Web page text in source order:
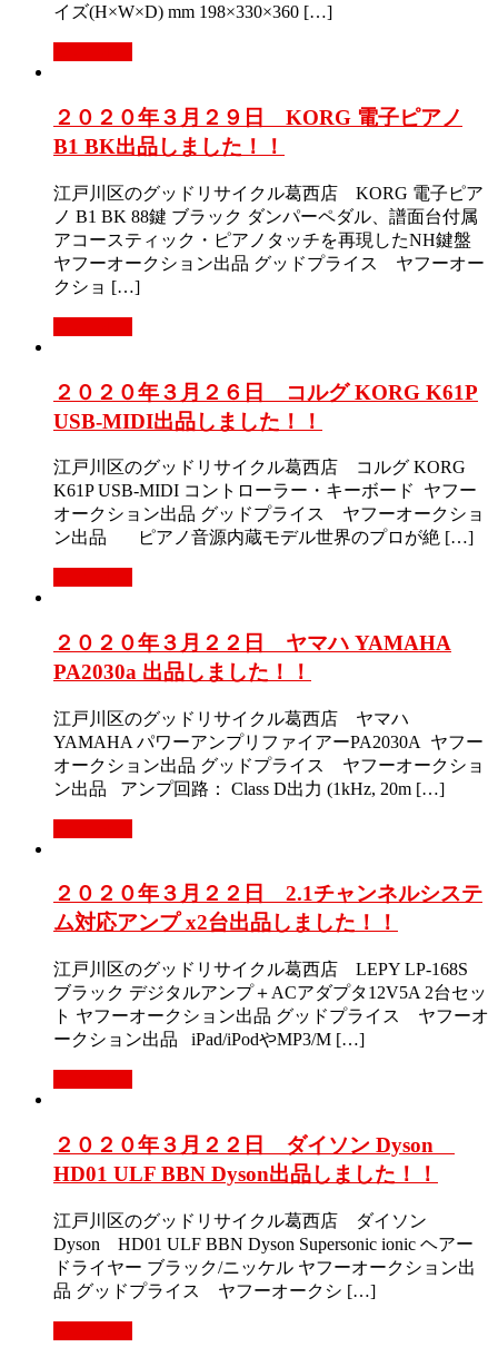
イズ(H×W×D) mm 198×330×360 […]
２０２０年３月２９日 KORG 電子ピアノ
B1 BK出品しました！！
江戸川区のグッドリサイクル葛西店 KORG 電子ピア
ノ B1 BK 88鍵 ブラック ダンパーペダル、譜面台付属
アコースティック・ピアノタッチを再現したNH鍵盤
ヤフーオークション出品 グッドプライス ヤフーオー
クショ […]
２０２０年３月２６日 コルグ KORG K61P
USB-MIDI出品しました！！
江戸川区のグッドリサイクル葛西店 コルグ KORG
K61P USB-MIDI コントローラー・キーボード ヤフー
オークション出品 グッドプライス ヤフーオークショ
ン出品 ピアノ音源内蔵モデル世界のプロが絶 […]
２０２０年３月２２日 ヤマハ YAMAHA
PA2030a 出品しました！！
江戸川区のグッドリサイクル葛西店 ヤマハ
YAMAHA パワーアンプリファイアーPA2030A ヤフー
オークション出品 グッドプライス ヤフーオークショ
ン出品 アンプ回路： Class D出力 (1kHz, 20m […]
２０２０年３月２２日 2.1チャンネルシステ
ム対応アンプ x2台出品しました！！
江戸川区のグッドリサイクル葛西店 LEPY LP-168S
ブラック デジタルアンプ＋ACアダプタ12V5A 2台セッ
ト ヤフーオークション出品 グッドプライス ヤフーオ
ークション出品 iPad/iPodやMP3/M […]
２０２０年３月２２日 ダイソン Dyson
HD01 ULF BBN Dyson出品しました！！
江戸川区のグッドリサイクル葛西店 ダイソン
Dyson HD01 ULF BBN Dyson Supersonic ionic ヘアー
ドライヤー ブラック/ニッケル ヤフーオークション出
品 グッドプライス ヤフーオークシ […]